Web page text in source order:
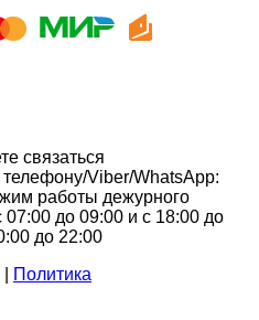
связаться
Viber/WhatsApp:
работы дежурного
07:00 до 09:00 и с 18:00 до
до 22:00
Политика